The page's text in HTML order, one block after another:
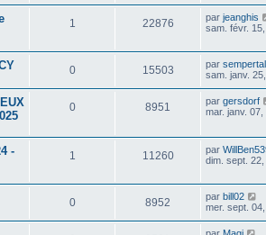
1 22876 par jeanghis
sam. févr.
0 15503 par
sam. janv.
0 8951 par gersdorf
mar. janv.
-
1 11260 par
dim. sept.
0 8952 par bill02
mer. sept.
par Magi